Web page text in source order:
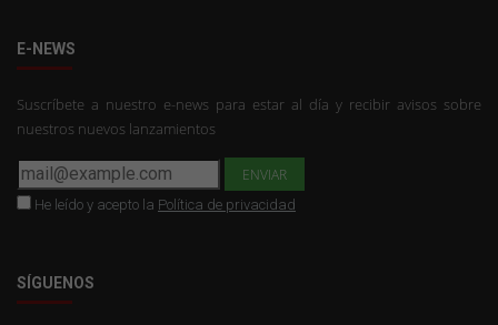
E-NEWS
Suscríbete a nuestro e-news para estar al día y recibir avisos sobre
nuestros nuevos lanzamientos
He leído y acepto la Política de privacidad
SÍGUENOS